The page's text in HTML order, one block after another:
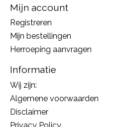
Mijn account
Registreren
Mijn bestellingen
Herroeping aanvragen
Informatie
Wij zijn:
Algemene voorwaarden
Disclaimer